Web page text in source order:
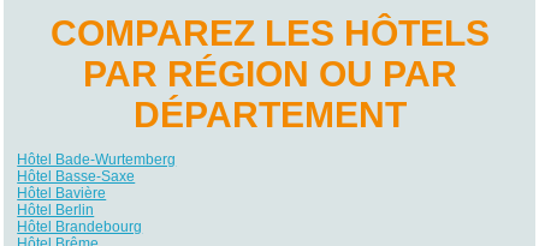
COMPAREZ LES HÔTELS
PAR RÉGION OU PAR
DÉPARTEMENT
Hôtel Bade-Wurtemberg
Hôtel Basse-Saxe
Hôtel Bavière
Hôtel Berlin
Hôtel Brandebourg